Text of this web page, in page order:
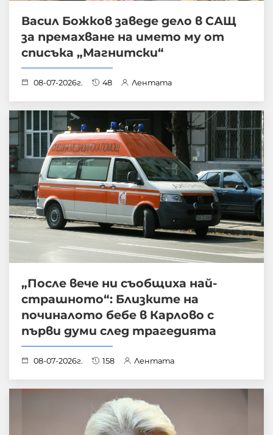
Васил Божков заведе дело в САЩ
за премахване на името му от
списъка „Магнитски“
08-07-2026г. 48 Лентата
„После вече ни съобщиха най-
страшното“: Близките на
починалото бебе в Карлово с
първи думи след трагедията
08-07-2026г. 158 Лентата